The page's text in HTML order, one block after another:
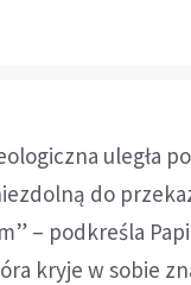
uległa
do
– podkreśla
kryje w sobie